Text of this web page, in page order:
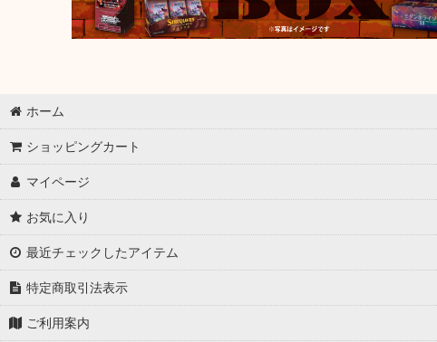
ホーム
ショッピングカート
マイページ
お気に入り
最近チェックしたアイテム
特定商取引法表示
ご利用案内